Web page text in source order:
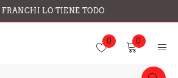
FRANCHI LO TIENE TODO
0 0